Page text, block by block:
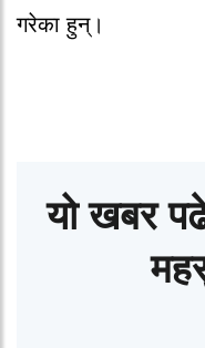
गरेका हुन्।
यो खबर